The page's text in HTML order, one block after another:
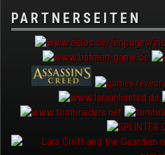
PARTNERSEITEN